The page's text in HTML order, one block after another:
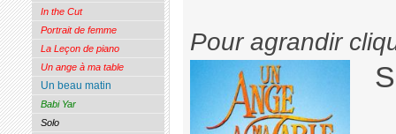
Pour agrandir
In the Cut
Portrait de femme
La Leçon de piano
Un ange à ma table
Un beau matin
Babi Yar
Solo